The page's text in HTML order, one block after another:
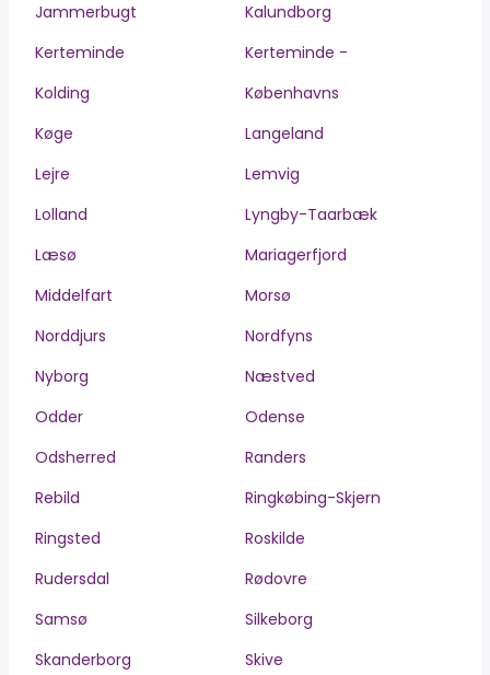
Jammerbugt
Kalundborg
Kerteminde
Kerteminde -
Kolding
Københavns
Køge
Langeland
Lejre
Lemvig
Lolland
Lyngby-Taarbæk
Læsø
Mariagerfjord
Middelfart
Morsø
Norddjurs
Nordfyns
Nyborg
Næstved
Odder
Odense
Odsherred
Randers
Rebild
Ringkøbing-Skjern
Ringsted
Roskilde
Rudersdal
Rødovre
Samsø
Silkeborg
Skanderborg
Skive